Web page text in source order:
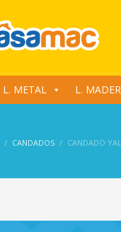
L. METAL L.
CANDADOS CANDADO